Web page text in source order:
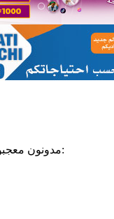
مدونون معجبون بهذه: